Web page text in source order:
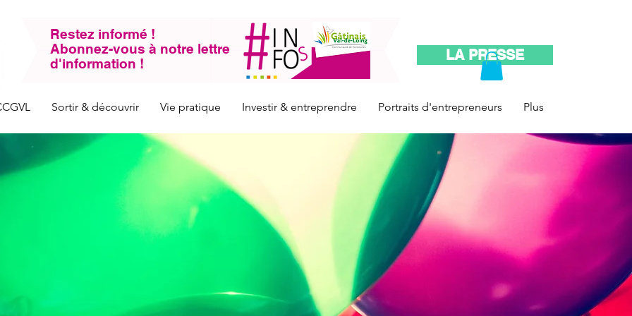
Sortir & découvrir Vie pratique Investir & entreprendre Portraits d'entrepreneurs Plus
Restez informé !
Abonnez-vous à notre lettre
d'information !
LA PRESSE